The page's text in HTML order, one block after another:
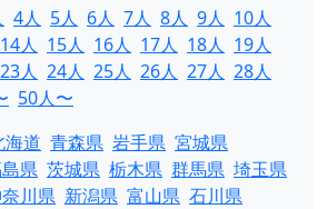
4人 5人 6人 7人 8人 9人 10人
14人 15人 16人 17人 18人 19人
23人 24人 25人 26人 27人 28人
50人〜
海道 青森県 岩手県 宮城県
県 茨城県 栃木県 群馬県 埼玉県
川県 新潟県 富山県 石川県